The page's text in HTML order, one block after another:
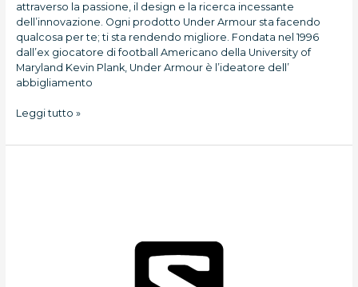
attraverso la passione, il design e la ricerca incessante
dell’innovazione. Ogni prodotto Under Armour sta facendo
qualcosa per te; ti sta rendendo migliore. Fondata nel 1996
dall’ex giocatore di football Americano della University of
Maryland Kevin Plank, Under Armour è l’ideatore dell’
abbigliamento
Leggi tutto »